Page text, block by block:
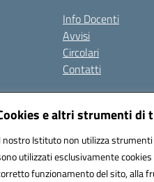
e altri strumenti di
nostro Istituto non utilizza
utilizzati esclusivamente
funzionamento del sito, alla
Info Docenti
Avvisi
Circolari
Contatti